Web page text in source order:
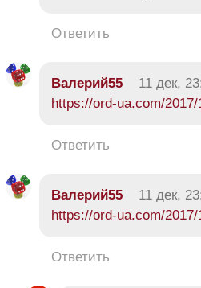
Ответить
Валерий55 11 дек,
https://ord-ua.com/
Ответить
Валерий55 11 дек,
https://ord-ua.com/
Ответить